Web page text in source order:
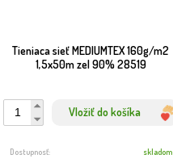
Tieniaca sieť MEDIUMTEX 160g/m2
1,5x50m zel 90% 28519
Vložiť do košíka
Dostupnosť: skladom